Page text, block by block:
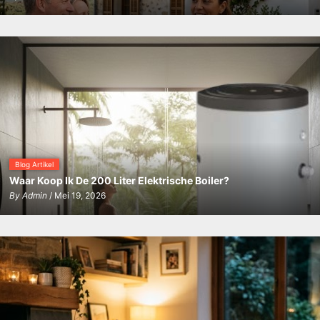
Blog Artikel
Waar Koop Ik De 200 Liter Elektrische Boiler?
By Admin/ Mei 19, 2026